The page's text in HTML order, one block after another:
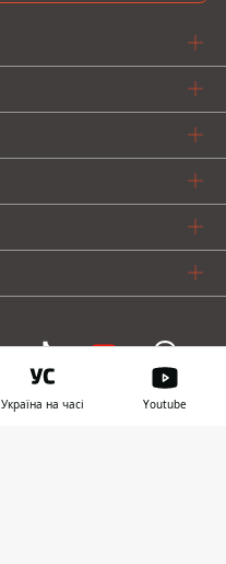
Україна на часі Youtube